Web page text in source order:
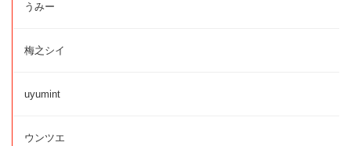
うみー
梅之シイ
uyumint
ウンツエ